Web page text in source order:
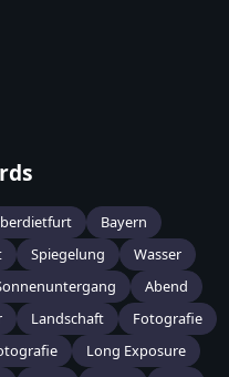
Bayern
Spiegelung
Wasser
Abend
Landschaft
Fotografie
Long Exposure